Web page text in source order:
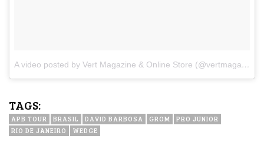
A video posted by Vert Magazine & Online Store (@vertmagazine)
TAGS:
APB TOUR BRASIL DAVID BARBOSA GROM
PRO JUNIOR
RIO DE JANEIRO
WEDGE